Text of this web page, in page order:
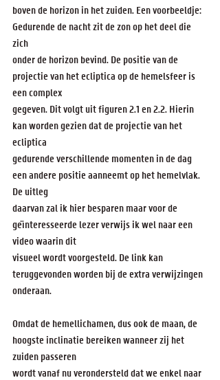
boven de horizon in het zuiden. Een voorbeeldje:
Gedurende de nacht zit de zon op het deel die
zich
onder de horizon bevind. De positie van de
projectie van het ecliptica op de hemelsfeer is
een complex
gegeven. Dit volgt uit figuren 2.1 en 2.2. Hierin
kan worden gezien dat de projectie van het
ecliptica
gedurende verschillende momenten in de dag
een andere positie aanneemt op het hemelvlak.
De uitleg
daarvan zal ik hier besparen maar voor de
ge¨ınteresseerde lezer verwijs ik wel naar een
video waarin dit
visueel wordt voorgesteld. De link kan
teruggevonden worden bij de extra verwijzingen
onderaan.
Omdat de hemellichamen, dus ook de maan, de
hoogste inclinatie bereiken wanneer zij het
zuiden passeren
wordt vanaf nu verondersteld dat we enkel naar